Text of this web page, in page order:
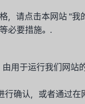
请点击本网站 "
必要措施。.
用于运行我们网
确认，或者通过